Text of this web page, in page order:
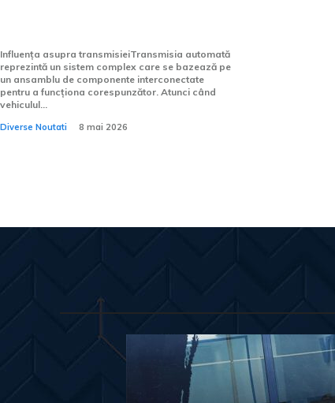
Influența asupra transmisieiTransmisia automată
reprezintă un sistem complex care se bazează pe
un ansamblu de componente interconectate
pentru a funcționa corespunzător. Atunci când
vehiculul...
Diverse Noutati 8 mai 2026